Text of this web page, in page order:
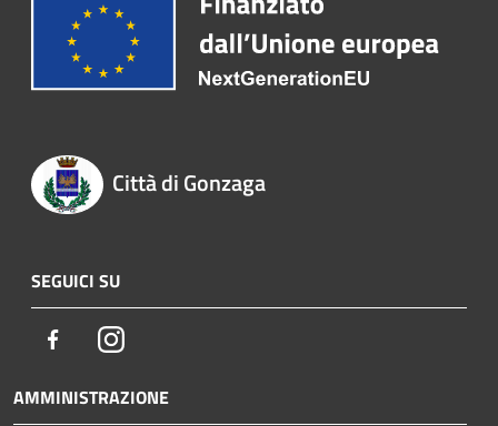
Città di Gonzaga
SEGUICI SU
FacebookInstagram
AMMINISTRAZIONE